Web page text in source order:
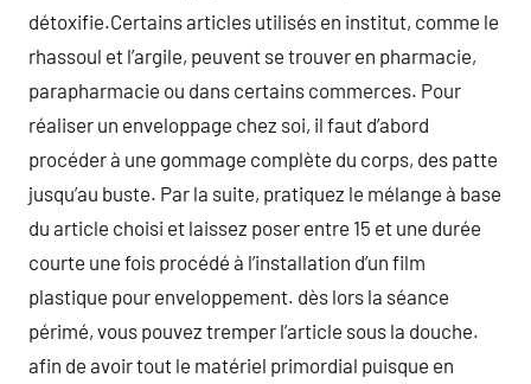
détoxifie.Certains articles utilisés en institut, comme le
rhassoul et l’argile, peuvent se trouver en pharmacie,
parapharmacie ou dans certains commerces. Pour
réaliser un enveloppage chez soi, il faut d’abord
procéder à une gommage complète du corps, des patte
jusqu’au buste. Par la suite, pratiquez le mélange à base
du article choisi et laissez poser entre 15 et une durée
courte une fois procédé à l’installation d’un film
plastique pour enveloppement. dès lors la séance
périmé, vous pouvez tremper l’article sous la douche.
afin de avoir tout le matériel primordial puisque en